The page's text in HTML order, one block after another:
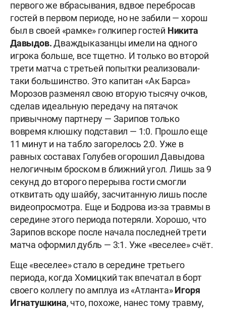
первого же вбрасывания, вдвое перебросав
гостей в первом периоде, но не забили — хорош
был в своей «рамке» голкипер гостей Никита
Давыдов.Дваждыказанцы имели на одного
игрока больше, все тщетно. И только во второй
трети матча с третьей попытки реализовали-
таки большинство. Это капитан «Ак Барса»
Морозов разменял свою вторую тысячу очков,
сделав идеальную передачу на пятачок
привычному партнеру — Зарипов только
вовремя клюшку подставил — 1:0. Прошло еще
11 минут и на табло загорелось 2:0. Уже в
равных составах Голубев огорошил Давыдова
нелогичным броском в ближний угол. Лишь за 9
секунд до второго перерыва гости смогли
отквитать оду шайбу, засчитанную лишь после
видеопросмотра. Еще и Бодрова из-за травмы в
середине этого периода потеряли. Хорошо, что
Зарипов вскоре после начала последней трети
матча оформил дубль — 3:1. Уже «веселее» счёт.
Еще «веселее» стало в середине третьего
периода, когда Хомицкий так впечатал в борт
своего коллегу по амплуа из «Атланта»Игоря
Игнатушкина, что, похоже, нанес тому травму,